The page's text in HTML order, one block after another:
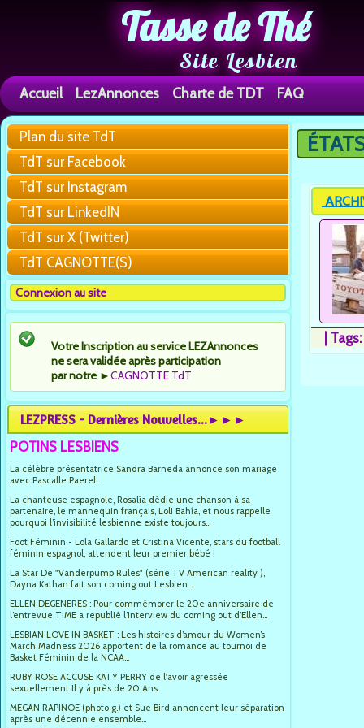
Tasse de Thé
Site Lesbien
Accueil LezAnnonces Charte de TDT FAQ
Plan du site TdT
TdT sur Facebook
TdT sur Instagram
TdT sur LinkedIN
TdT sur X (Twitter)
TdT CAGNOTTE(S)
Connexion au site
Votre Inscription au service LEZAnnonces
ne sera validée après participation
par notre ►CAGNOTTE TdT
LEZPRESS - Dernières Nouvelles...►►►
POTINS LESBIENS
La célèbre présentatrice Sandra Barneda annonce son mariage
avec Pascalle Paerel...
La chanteuse espagnole, Rosalía dédie une chanson à sa
partenaire, le mannequin français, Loli Bahía, et nous rappelle
pourquoi l’invisibilité lesbienne existe toujours...
Foot Féminin - Lola Gallardo et Cristina Vicente, stars du football
féminin espagnol, attendent leur premier bébé !
La Star De "Vanderpump Rules" (série TV American reality ),
Dayna Kathan fait son coming out Lesbien...
ELLEN DEGENERES : Pour commémorer le 20e anniversaire de
l’entrevue TIME a republié l’interview du coming out d’Ellen...
LESBIAN LOVE IN BASKET : Les histoires d’amour du Women’s
March Madness 2026 apportent de la romance au tournoi de
Basket Féminin de la NCAA...
RUBY ROSE ACCUSE KATY PERRY de l'avoir agressée
sexuellement Il y à près de 20 Ans...
MEGAN RAPINOE (photo g.) et Sue Bird annoncent leur séparation
après une décennie ensemble...
Vous
Tags: